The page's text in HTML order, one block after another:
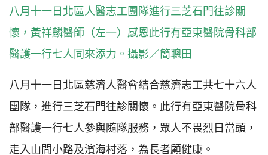
八月十一日北區人醫志工團隊進行三芝石門往診關
懷，黃祥麟醫師（左一）感恩此行有亞東醫院骨科部
醫護一行七人同來添力。攝影／簡聰田
八月十一日北區慈濟人醫會結合慈濟志工共七十六人
團隊，進行三芝石門往診關懷。此行有亞東醫院骨科
部醫護一行七人參與隨隊服務，眾人不畏烈日當頭，
走入山間小路及濱海村落，為長者顧健康。